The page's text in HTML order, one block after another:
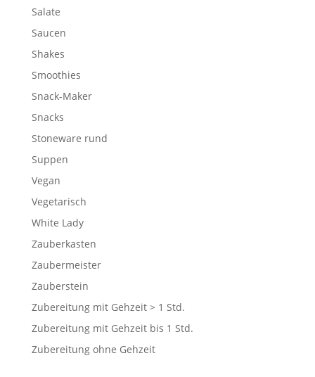
Salate
Saucen
Shakes
Smoothies
Snack-Maker
Snacks
Stoneware rund
Suppen
Vegan
Vegetarisch
White Lady
Zauberkasten
Zaubermeister
Zauberstein
Zubereitung mit Gehzeit > 1 Std.
Zubereitung mit Gehzeit bis 1 Std.
Zubereitung ohne Gehzeit